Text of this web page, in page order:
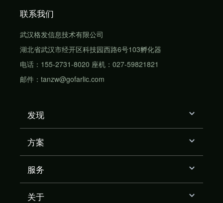
联系我们
武汉格发信息技术有限公司
湖北省武汉市经开区科技园西路6号103孵化器
电话：155-2731-8020 座机：027-59821821
邮件：tanzw@gofarlic.com
发现
方案
服务
关于